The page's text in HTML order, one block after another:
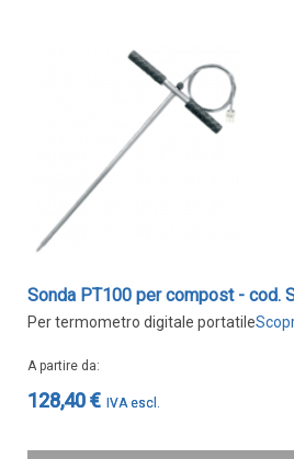
Sonda PT100 per compost - cod.
Per termometro digitale portatile
A partire da
128,40 €